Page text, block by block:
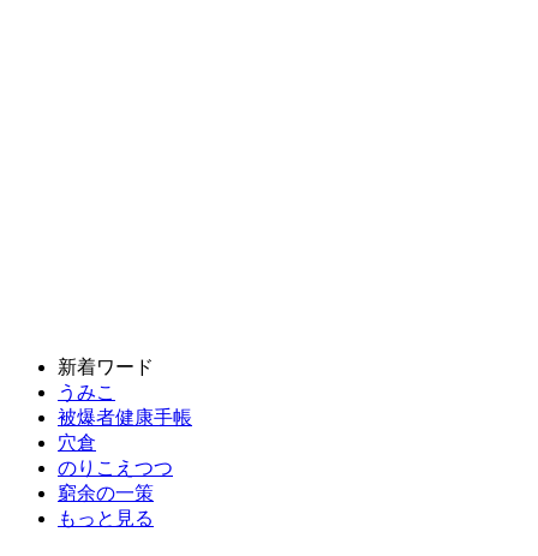
新着ワード
うみこ
被爆者健康手帳
穴倉
のりこえつつ
窮余の一策
もっと見る